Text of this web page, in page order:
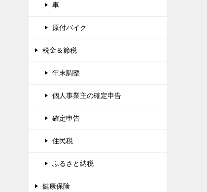
車
原付バイク
税金＆節税
年末調整
個人事業主の確定申告
確定申告
住民税
ふるさと納税
健康保険